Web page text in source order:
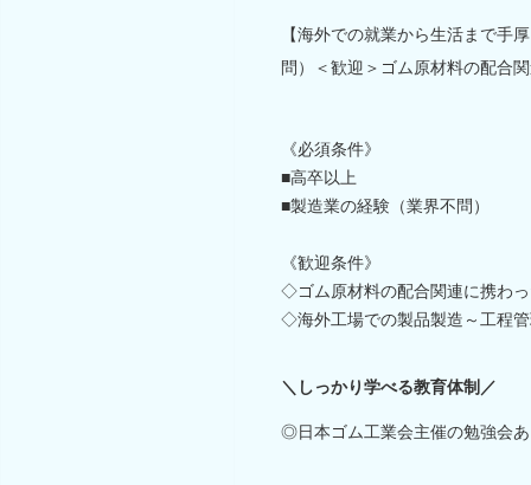
【海外での就業から生活まで
問）＜歓迎＞ゴム原材料の配合
《必須条件》
■高卒以上
■製造業の経験（業界不問）
《歓迎条件》
◇ゴム原材料の配合関連に携わ
◇海外工場での製品製造～工程
＼しっかり学べる教育体制／
◎日本ゴム工業会主催の勉強会